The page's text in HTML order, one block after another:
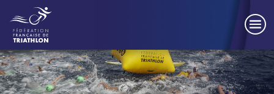
Panneau de gestion des cookies